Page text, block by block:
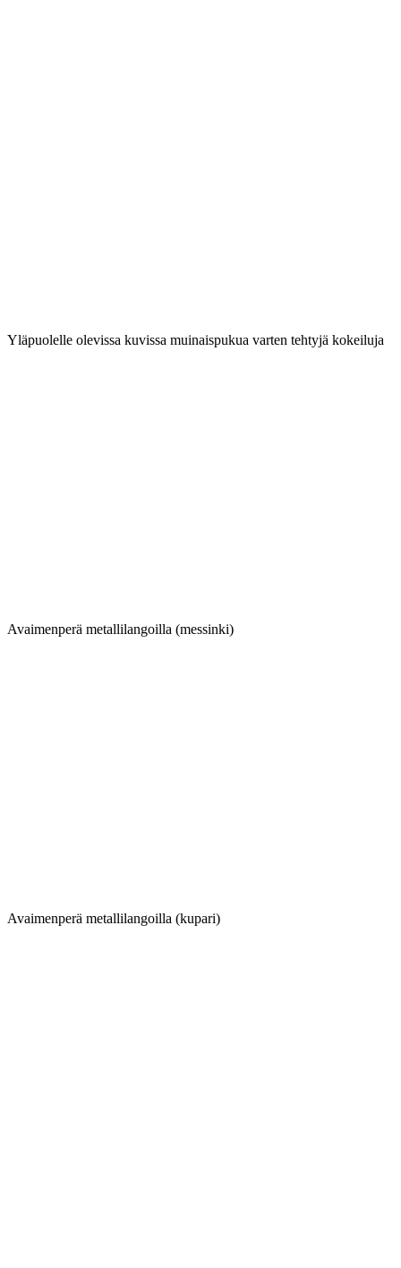
Yläpuolelle olevissa kuvissa muinaispukua varten tehtyjä kokeiluja
Avaimenperä metallilangoilla (messinki)
Avaimenperä metallilangoilla (kupari)